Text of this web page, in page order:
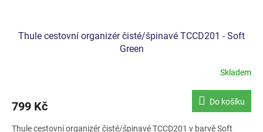
Thule cestovní organizér čisté/špinavé TCCD201 - Soft
Green
Skladem
799 Kč Do košíku
Thule cestovní organizér čisté/špinavé TCCD201 v barvě Soft